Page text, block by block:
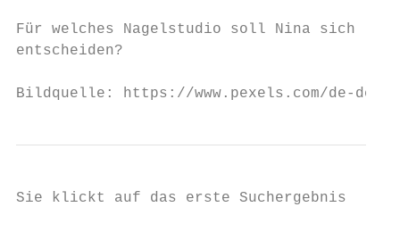
Für welches Nagelstudio soll Nina sich
entscheiden?
Bildquelle: https://www.pexels.com/de-de/
Sie klickt auf das erste Suchergebnis